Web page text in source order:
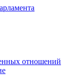
отношений